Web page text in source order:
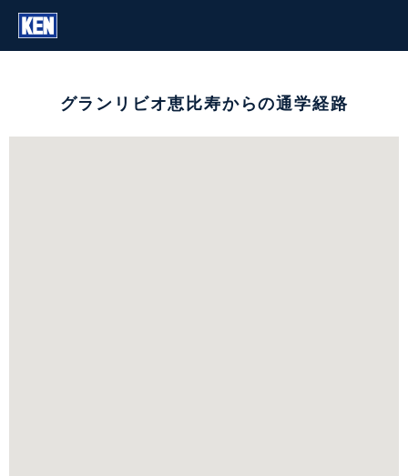
グランリビオ恵比寿からの通学経路